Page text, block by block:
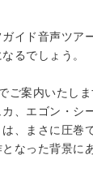
イド音声ツア
るでしょう。
案内いたしま
、エゴン・シ
、まさに圧巻
なった背景に